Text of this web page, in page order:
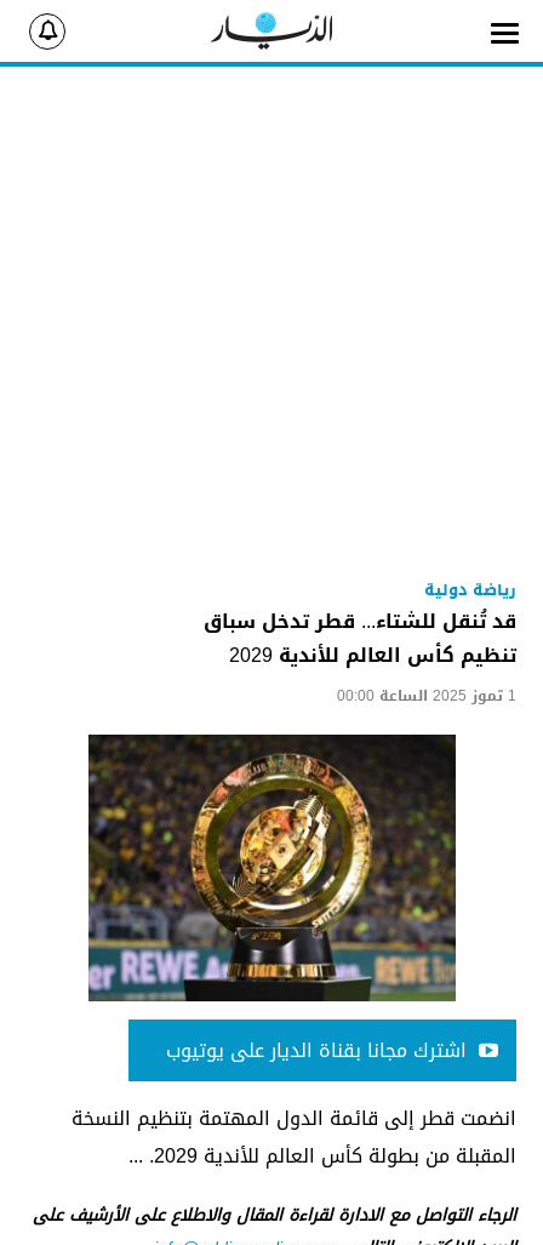
رياضة دولية
قد تُنقل للشتاء... قطر تدخل سباق
تنظيم كأس العالم للأندية 2029
1 تموز 2025 الساعة 00:00
اشترك مجانا بقناة الديار على يوتيوب
انضمت قطر إلى قائمة الدول المهتمة بتنظيم النسخة
المقبلة من بطولة كأس العالم للأندية 2029. ...
الرجاء التواصل مع الادارة لقراءة المقال والاطلاع على الأرشيف على